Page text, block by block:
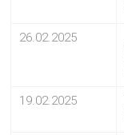
26.02.2025
19.02.2025